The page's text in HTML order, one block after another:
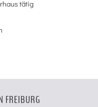
tätig
FREIBURG